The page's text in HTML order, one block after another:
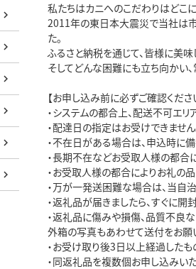
私たちはカニへのこだわりはどこ
2011年の東日本大震災で当社は
た。
ふるさと納税を通じて、皆様に美味
そしてどんな困難にも立ち向かい
【お申し込み前に必ずご確認くださ
・システムの都合上、配送不可エ
・配達日の指定はお受けできません
・不在日がある場合は、申込時に
・長期不在などお受取人様の都合
・お受取人様の都合によりお礼の
・万が一発送困難な場合は、当自
・返礼品が届きましたら、すぐに開
・返礼品に傷みや損傷、品質不良
外箱の写真もあわせて送付をお願
・お受け取り後3日以上経過したも
・同返礼品を複数個お申し込みい